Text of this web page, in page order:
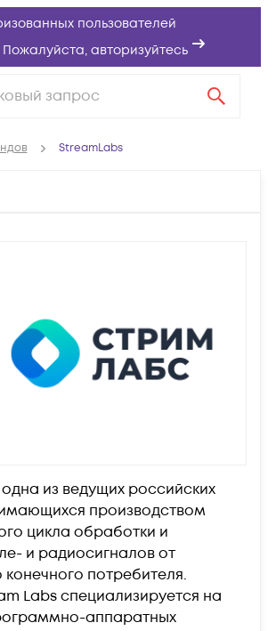
пользователей
Пожалуйста, авторизуйтесь
StreamLabs
из ведущих российских
производством
цикла обработки и
и радиосигналов от
конечного потребителя.
Labs специализируется на
аппаратных